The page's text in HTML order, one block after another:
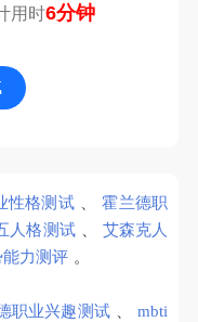
用时6分钟
性格测试 、
霍兰德职
人格测试 、
艾森克人
力测评 。
职业兴趣测试 、
mbti